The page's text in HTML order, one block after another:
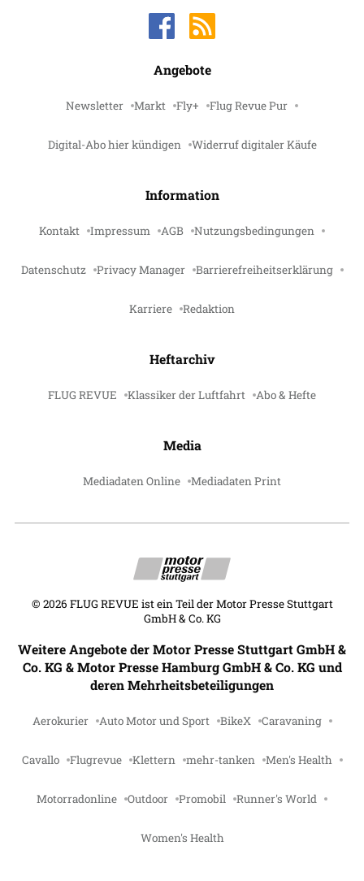
Angebote
Newsletter Markt Fly+ Flug Revue Pur
Digital-Abo hier kündigen Widerruf digitaler Käufe
Information
Kontakt Impressum AGB Nutzungsbedingungen
Datenschutz Privacy Manager Barrierefreiheitserklärung
Karriere Redaktion
Heftarchiv
FLUG REVUE Klassiker der Luftfahrt Abo & Hefte
Media
Mediadaten Online Mediadaten Print
© 2026 FLUG REVUE ist ein Teil der Motor Presse Stuttgart
GmbH & Co. KG
Weitere Angebote der Motor Presse Stuttgart GmbH &
Co. KG & Motor Presse Hamburg GmbH & Co. KG und
deren Mehrheitsbeteiligungen
Aerokurier Auto Motor und Sport BikeX Caravaning
Cavallo Flugrevue Klettern mehr-tanken Men's Health
Motorradonline Outdoor Promobil Runner's World
Women's Health